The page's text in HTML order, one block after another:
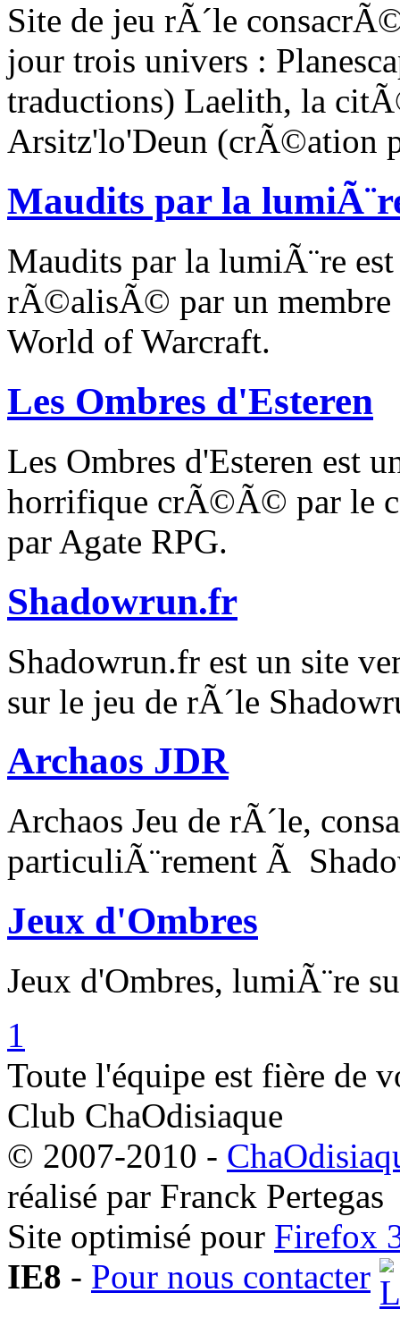
Site de jeu rÃ´le
jour trois univers :
traductions) Laelith, la
Arsitz'lo'Deun (crÃ©ation
Maudits par la
Maudits par la lumiÃ¨re
rÃ©alisÃ© par un membre
World of Warcraft.
Les Ombres d'Esteren
Les Ombres d'Esteren est
horrifique crÃ©Ã© par le
par Agate RPG.
Shadowrun.fr
Shadowrun.fr est un site
sur le jeu de rÃ´le
Archaos JDR
Archaos Jeu de rÃ´le,
particuliÃ¨rement Ã
Jeux d'Ombres
Jeux d'Ombres, lumiÃ¨re
1
Toute l'équipe est fière de
Club ChaOdisiaque
© 2007-2010 -
réalisé par Franck Pertegas
Site optimisé pour Firefox
IE8 - Pour nous contacter